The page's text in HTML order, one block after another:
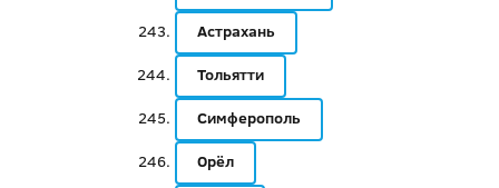
Астрахань
Тольятти
Симферополь
Орёл